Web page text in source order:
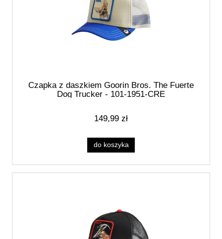
Czapka z daszkiem Goorin Bros. The Fuerte
Dog Trucker - 101-1951-CRE
149,99 zł
do koszyka